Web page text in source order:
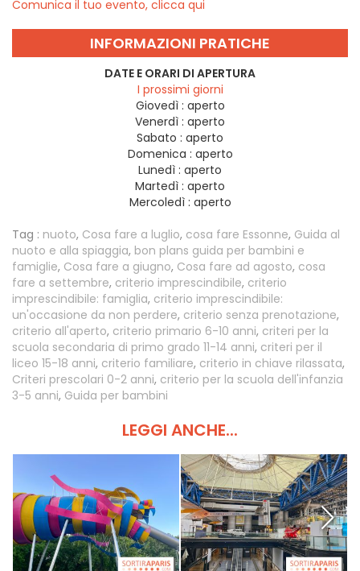
Comunica il tuo evento, clicca qui
INFORMAZIONI PRATICHE
DATE E ORARI DI APERTURA
I prossimi giorni
Giovedì : aperto
Venerdì : aperto
Sabato : aperto
Domenica : aperto
Lunedì : aperto
Martedì : aperto
Mercoledì : aperto
Tag : nuoto, Cosa fare a luglio, cosa fare Essonne, Guida al
nuoto e alla spiaggia, bon plans guida per bambini e
famiglie, Cosa fare a giugno, Cosa fare ad agosto, cosa
fare a settembre, criterio imprescindibile, criterio
imprescindibile: famiglia, criterio imprescindibile:
un'occasione da non perdere, criterio senza prenotazione,
criterio all'aperto, criterio primario 6-10 anni, criteri per la
scuola secondaria di primo grado 11-14 anni, criteri per il
liceo 15-18 anni, criterio familiare, criterio in chiave rilassata,
Criteri prescolari 0-2 anni, criterio per la scuola dell'infanzia
3-5 anni, Guida per bambini
LEGGI ANCHE...